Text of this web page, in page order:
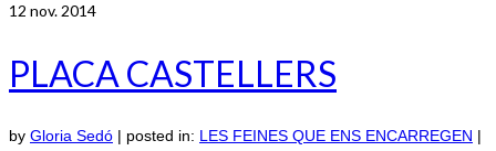
12 nov. 2014
PLACA CASTELLERS
by Gloria Sedó | posted in: LES FEINES QUE ENS ENCARREGEN |